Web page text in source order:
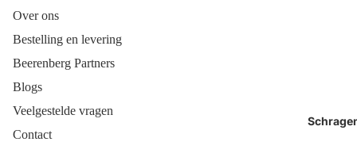
Over ons
Bestelling en levering
Beerenberg Partners
Blogs
Veelgestelde vragen
Contact